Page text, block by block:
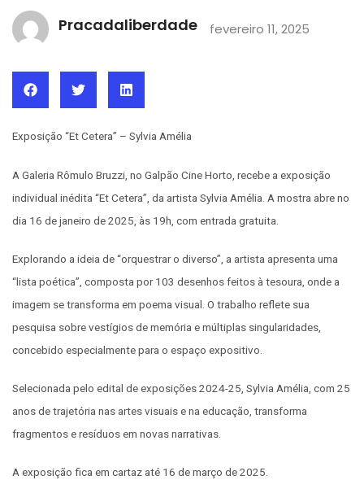
Pracadaliberdade fevereiro 11, 2025
Exposição “Et Cetera” – Sylvia Amélia
A Galeria Rômulo Bruzzi, no Galpão Cine Horto, recebe a exposição
individual inédita “Et Cetera”, da artista Sylvia Amélia. A mostra abre no
dia 16 de janeiro de 2025, às 19h, com entrada gratuita.
Explorando a ideia de “orquestrar o diverso”, a artista apresenta uma
“lista poética”, composta por 103 desenhos feitos à tesoura, onde a
imagem se transforma em poema visual. O trabalho reflete sua
pesquisa sobre vestígios de memória e múltiplas singularidades,
concebido especialmente para o espaço expositivo.
Selecionada pelo edital de exposições 2024-25, Sylvia Amélia, com 25
anos de trajetória nas artes visuais e na educação, transforma
fragmentos e resíduos em novas narrativas.
A exposição fica em cartaz até 16 de março de 2025.